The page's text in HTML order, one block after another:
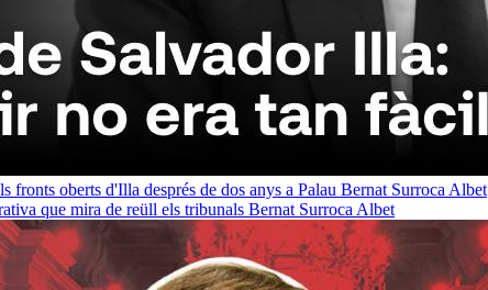
fronts oberts d'Illa després de dos anys a Palau Bernat Surroca Albet
que mira de reüll els tribunals Bernat Surroca Albet